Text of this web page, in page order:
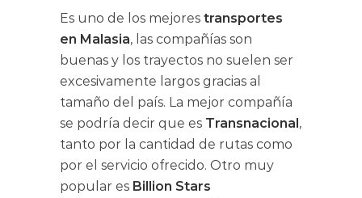
Es uno de los mejores transportes
en Malasia, las compañías son
buenas y los trayectos no suelen ser
excesivamente largos gracias al
tamaño del país. La mejor compañía
se podría decir que es Transnacional,
tanto por la cantidad de rutas como
por el servicio ofrecido. Otro muy
popular es Billion Stars